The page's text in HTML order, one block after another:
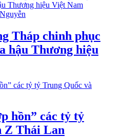
Tháp chinh phục
hậu Thương hiệu
hồn” các tỷ tỷ
Z Thái Lan